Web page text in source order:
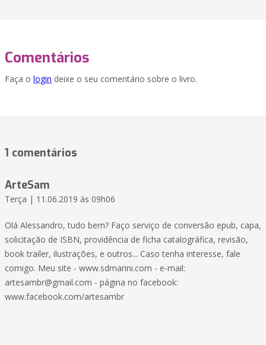
Comentários
Faça o login deixe o seu comentário sobre o livro.
1 comentários
ArteSam
Terça | 11.06.2019 às 09h06
Olá Alessandro, tudo bem? Faço serviço de conversão epub, capa,
solicitação de ISBN, providência de ficha catalográfica, revisão,
book trailer, ilustrações, e outros... Caso tenha interesse, fale
comigo. Meu site - www.sdmarini.com - e-mail:
artesambr@gmail.com - página no facebook:
www.facebook.com/artesambr